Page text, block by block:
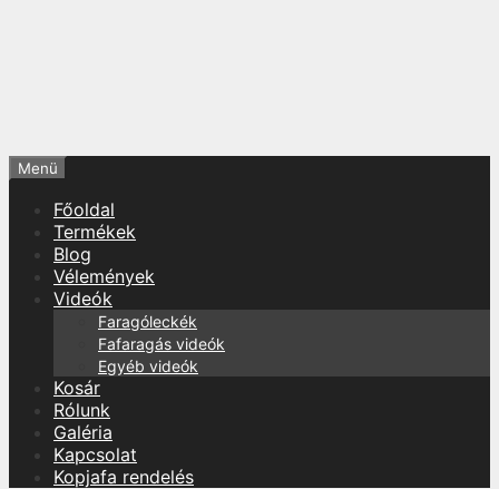
Menü
Főoldal
Termékek
Blog
Vélemények
Videók
Faragóleckék
Fafaragás videók
Egyéb videók
Kosár
Rólunk
Galéria
Kapcsolat
Kopjafa rendelés